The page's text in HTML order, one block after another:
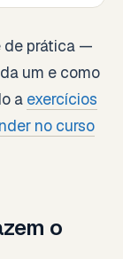
de prática —
um e como
a exercícios
no curso
o